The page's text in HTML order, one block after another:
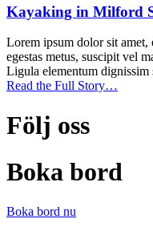
Kayaking in Milford
Lorem ipsum dolor sit amet,
egestas metus, suscipit vel
Ligula elementum dignissim
Read the Full Story…
Följ oss
Boka bord
Boka bord nu